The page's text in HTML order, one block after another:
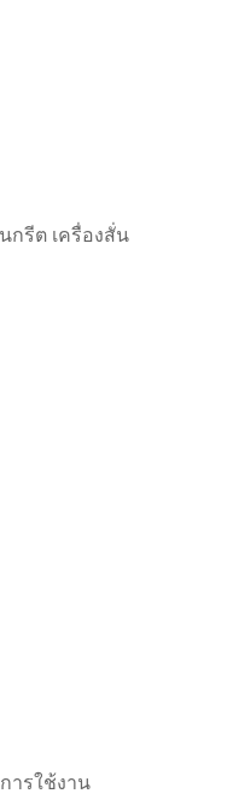
กรีต เครื่องสั่น
ารใช้งาน